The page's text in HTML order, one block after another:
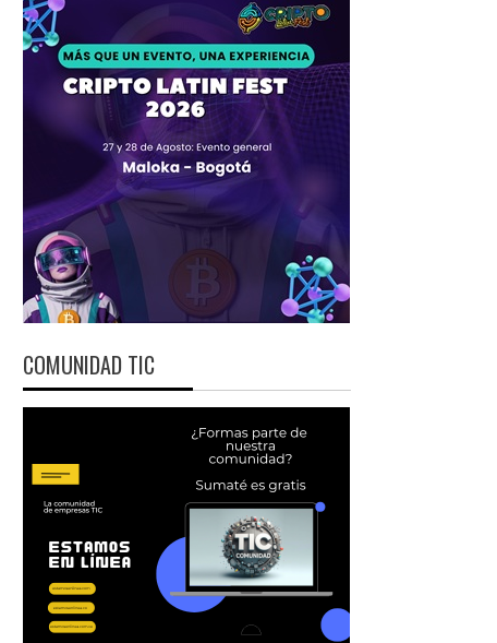
COMUNIDAD TIC